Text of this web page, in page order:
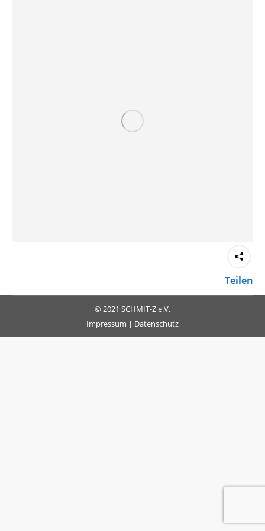
Teilen
© 2021 SCHMIT-Z e.V.
Impressum | Datenschutz